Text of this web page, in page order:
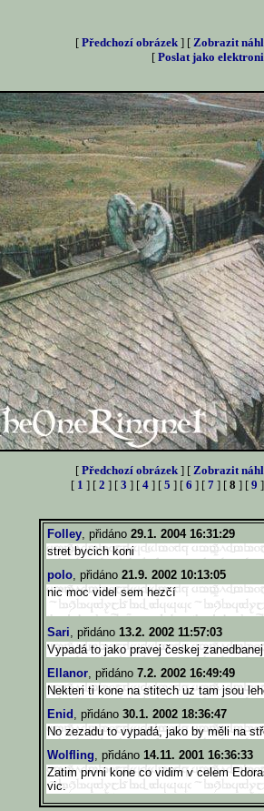
[ Předchozí obrázek ] [ Zobrazit
[ Poslat jako
[ Předchozí obrázek ] [ Zobrazit
[ 1 ] [ 2 ] [ 3 ] [ 4 ] [ 5 ] [ 6 ] [ 7 ] [ 8 ] [ 9
Folley, přidáno 29.1. 2004 16:31:29
stret bycich koni
polo, přidáno 21.9. 2002 10:13:05
nic moc videl sem hezčí
Sari, přidáno 13.2. 2002 11:57:03
Vypadá to jako pravej českej
Ellanor, přidáno 7.2. 2002 16:49:49
Nekteri ti kone na stitech uz tam jsou
Enid , přidáno 30.1. 2002 18:36:47
No zezadu to vypadá, jako by měli na
Wolfling, přidáno 14.11. 2001 16:36:33
Zatim prvni kone co vidim v celem
vic.